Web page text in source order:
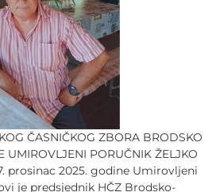
ČASNIČKOG ZBORA BRODSKO
UMIROVLJENI PORUČNIK ŽELJKO
prosinac 2025. godine Umirovljeni
je predsjednik HČZ Brodsko-